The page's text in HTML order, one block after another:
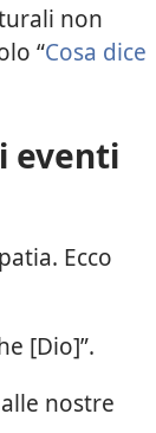
non
“Cosa dice
eventi
Ecco
[Dio]”.
nostre